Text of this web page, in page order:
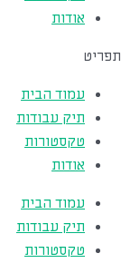
אודות
תפריט
עמוד הבית
תיק עבודות
טקסטורות
אודות
עמוד הבית
תיק עבודות
טקסטורות